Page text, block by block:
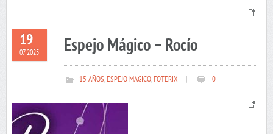
19
07 2025 Espejo Mágico – Rocío
15 AÑOS,ESPEJO MAGICO,FOTERIX 0